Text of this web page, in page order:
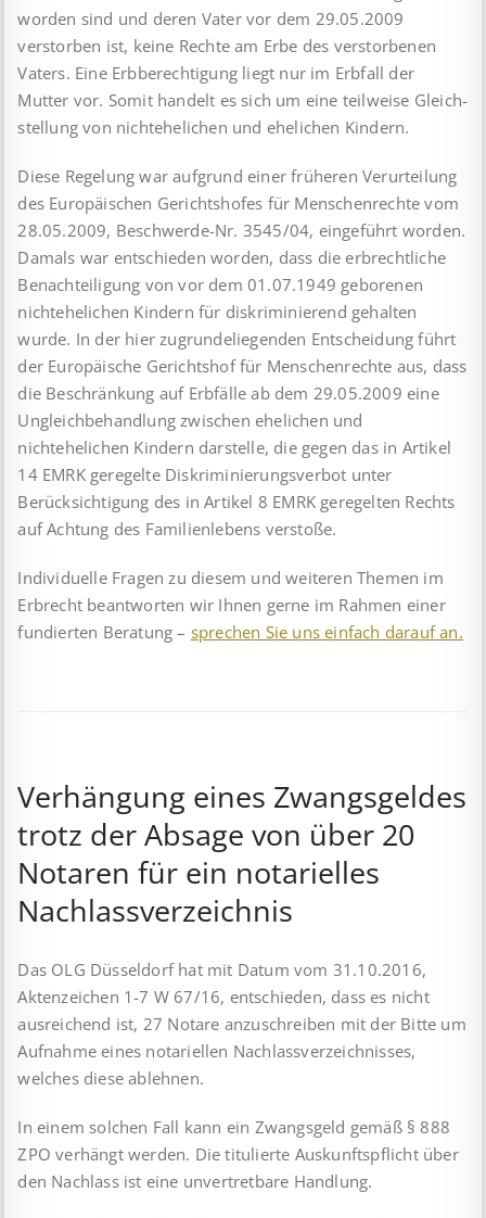
worden sind und deren Vater vor dem 29.05.2009
verstorben ist, keine Rechte am Erbe des verstorbenen
Vaters. Eine Erbberechtigung liegt nur im Erbfall der
Mutter vor. Somit handelt es sich um eine teilweise Gleich­
stellung von nichtehelichen und ehelichen Kindern.
Diese Regelung war aufgrund einer früheren Verurteilung
des Europäischen Gerichtshofes für Menschenrechte vom
28.05.2009, Beschwerde-Nr. 3545/04, eingeführt worden.
Damals war ent­schieden worden, dass die erbrechtliche
Benachteiligung von vor dem 01.07.1949 geborenen
nichtehelichen Kindern für diskriminierend gehalten
wurde. In der hier zugrundeliegenden Entscheidung führt
der Europäische Gerichtshof für Menschen­rechte aus, dass
die Beschränkung auf Erbfälle ab dem 29.05.2009 eine
Ungleichbehandlung zwischen ehelichen und
nichtehelichen Kindern darstelle, die gegen das in Artikel
14 EMRK geregelte Diskriminierungsverbot unter
Berücksichtigung des in Artikel 8 EMRK geregelten Rechts
auf Achtung des Familienlebens verstoße.
Individuelle Fragen zu diesem und weiteren Themen im
Erbrecht beantworten wir Ihnen gerne im Rahmen einer
fundierten Beratung – sprechen Sie uns einfach darauf an.
Verhängung eines Zwangsgeldes
trotz der Absage von über 20
Notaren für ein notarielles
Nachlassverzeichnis
Das OLG Düsseldorf hat mit Datum vom 31.10.2016,
Aktenzeichen 1-7 W 67/16, entschieden, dass es nicht
ausreichend ist, 27 Notare anzuschreiben mit der Bitte um
Aufnahme eines notariellen Nachlassverzeichnisses,
welches diese ablehnen.
In einem solchen Fall kann ein Zwangsgeld gemäß § 888
ZPO verhängt werden. Die titulierte Auskunftspflicht über
den Nach­lass ist eine unvertretbare Handlung.